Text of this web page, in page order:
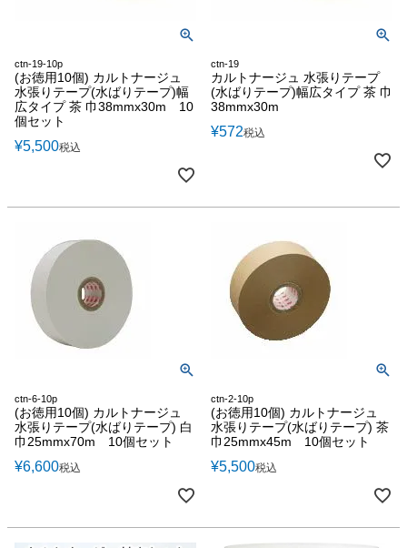
ctn-19-10p
(お徳用10個) カルトナージュ
水張りテープ(水ばりテープ)幅
広タイプ 茶 巾38mmx30m 10
個セット
¥5,500税込
ctn-19
カルトナージュ 水張りテープ
(水ばりテープ)幅広タイプ 茶 巾
38mmx30m
¥572税込
ctn-6-10p
(お徳用10個) カルトナージュ
水張りテープ(水ばりテープ) 白
巾25mmx70m 10個セット
¥6,600税込
ctn-2-10p
(お徳用10個) カルトナージュ
水張りテープ(水ばりテープ) 茶
巾25mmx45m 10個セット
¥5,500税込